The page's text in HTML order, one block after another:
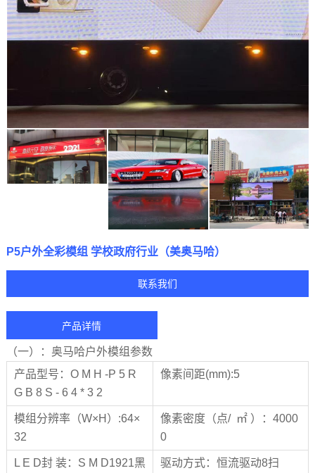
P5户外全彩模组 学校政府行业（美奥马哈）
联系我们
产品详情
（一）：奥马哈户外模组参数
产品型号：O M H -P 5 R
G B 8 S - 6 4 * 3 2
像素间距(mm):5
模组分辨率（W×H）:64×
32
像素密度（点/ ㎡ ）：4000
0
L E D封 装：S M D1921黑
驱动方式：恒流驱动8扫